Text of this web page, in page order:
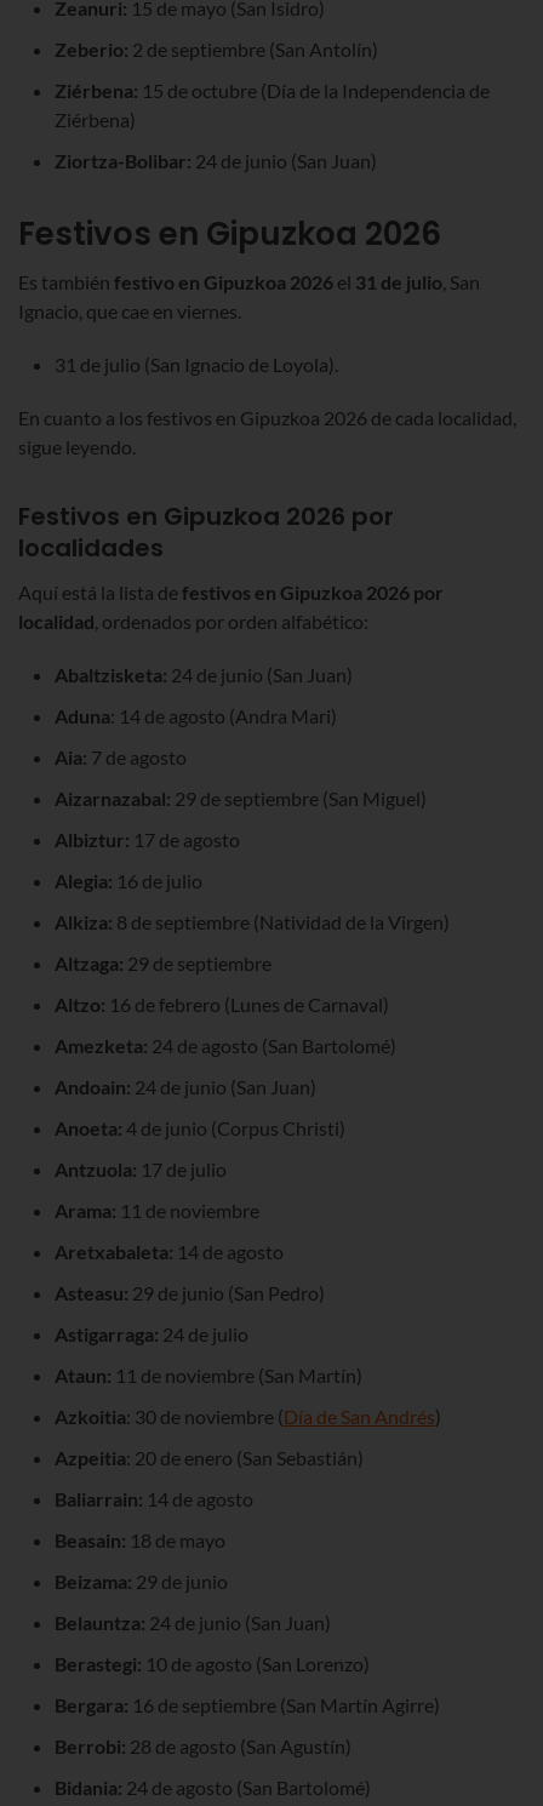
Zeanuri: 15 de mayo (San Isidro)
Zeberio: 2 de septiembre (San Antolín)
Ziérbena: 15 de octubre (Día de la Independencia de
Ziérbena)
Ziortza-Bolibar: 24 de junio (San Juan)
Festivos en Gipuzkoa 2026
Es también festivo en Gipuzkoa 2026 el 31 de julio, San
Ignacio, que cae en viernes.
31 de julio (San Ignacio de Loyola).
En cuanto a los festivos en Gipuzkoa 2026 de cada localidad,
sigue leyendo.
Festivos en Gipuzkoa 2026 por
localidades
Aquí está la lista defestivos en Gipuzkoa 2026 por
localidad, ordenados por orden alfabético:
Abaltzisketa: 24 de junio (San Juan)
Aduna: 14 de agosto (Andra Mari)
Aia: 7 de agosto
Aizarnazabal: 29 de septiembre (San Miguel)
Albiztur: 17 de agosto
Alegia: 16 de julio
Alkiza: 8 de septiembre (Natividad de la Virgen)
Altzaga: 29 de septiembre
Altzo: 16 de febrero (Lunes de Carnaval)
Amezketa: 24 de agosto (San Bartolomé)
Andoain: 24 de junio (San Juan)
Anoeta: 4 de junio (Corpus Christi)
Antzuola: 17 de julio
Arama: 11 de noviembre
Aretxabaleta: 14 de agosto
Asteasu: 29 de junio (San Pedro)
Astigarraga: 24 de julio
Ataun: 11 de noviembre (San Martín)
Azkoitia: 30 de noviembre (Día de San Andrés)
Azpeitia: 20 de enero (San Sebastián)
Baliarrain: 14 de agosto
Beasain: 18 de mayo
Beizama: 29 de junio
Belauntza: 24 de junio (San Juan)
Berastegi: 10 de agosto (San Lorenzo)
Bergara: 16 de septiembre (San Martín Agirre)
Berrobi: 28 de agosto (San Agustín)
Bidania: 24 de agosto (San Bartolomé)